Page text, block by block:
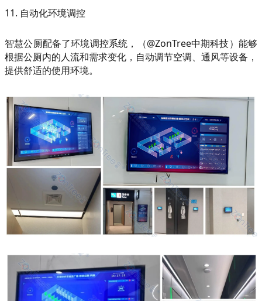
11. 自动化环境调控
智慧公厕配备了环境调控系统，（@ZonTree中期科技）能够
根据公厕内的人流和需求变化，自动调节空调、通风等设备，
提供舒适的使用环境。